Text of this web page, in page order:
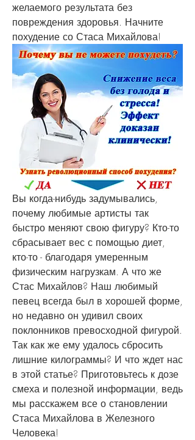
желаемого результата без
повреждения здоровья. Начните
похудение со Стаса Михайлова!
Вы когда-нибудь задумывались,
почему любимые артисты так
быстро меняют свою фигуру? Кто-то
сбрасывает вес с помощью диет,
кто-то - благодаря умеренным
физическим нагрузкам. А что же
Стас Михайлов? Наш любимый
певец всегда был в хорошей форме,
но недавно он удивил своих
поклонников превосходной фигурой.
Так как же ему удалось сбросить
лишние килограммы? И что ждет нас
в этой статье? Приготовьтесь к дозе
смеха и полезной информации, ведь
мы расскажем все о становлении
Стаса Михайлова в Железного
Человека!